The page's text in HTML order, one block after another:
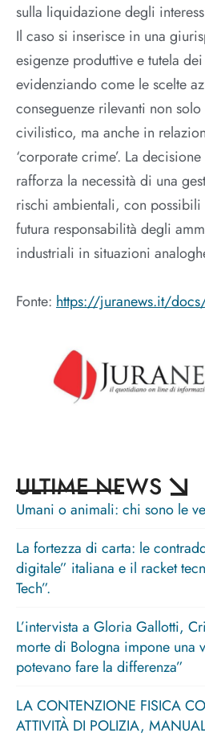
sulla liquidazione degli
Il caso si inserisce in una
esigenze produttive e tutela
evidenziando come le scelte
conseguenze rilevanti non
civilistico, ma anche in
‘corporate crime’. La
rafforza la necessità di una
rischi ambientali, con
futura responsabilità degli
industriali in situazioni
Fonte: https://juranews.it/
ULTIME NEWS
Umani o animali: chi sono le
La fortezza di carta: le
digitale” italiana e il racket
Tech”.
L’intervista a Gloria Gallotti,
morte di Bologna impone una
potevano fare la differenza”
LA CONTENZIONE FISICA
ATTIVITÀ DI POLIZIA,